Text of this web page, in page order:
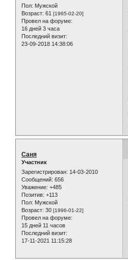
Пол: Мужской
Возраст: 61 [1965-02-20]
Провел на форуме:
16 дней 3 часа
Последний визит:
23-09-2018 14:38:06
Саня
Участник
Зарегистрирован: 14-03-2010
Сообщений: 656
Уважение: +485
Позитив: +113
Пол: Мужской
Возраст: 30 [1996-01-22]
Провел на форуме:
15 дней 11 часов
Последний визит:
17-11-2021 11:15:28